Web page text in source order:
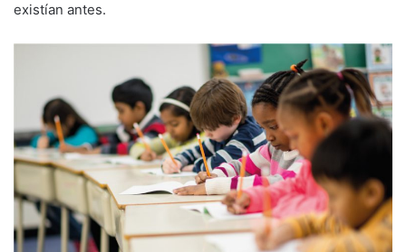
existían antes.